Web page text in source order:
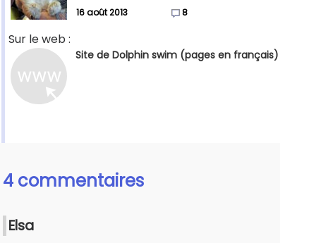
16 août 2013 8
Sur le web :
Site de Dolphin swim (pages en français)
4 commentaires
Elsa